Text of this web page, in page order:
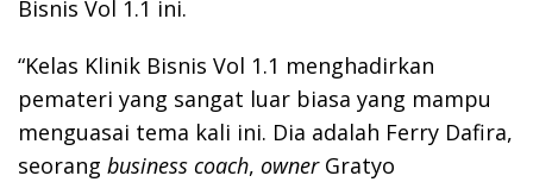
Bisnis Vol 1.1 ini.
“Kelas Klinik Bisnis Vol 1.1 menghadirkan
pemateri yang sangat luar biasa yang mampu
menguasai tema kali ini. Dia adalah Ferry Dafira,
seorang business coach, ownerGratyo